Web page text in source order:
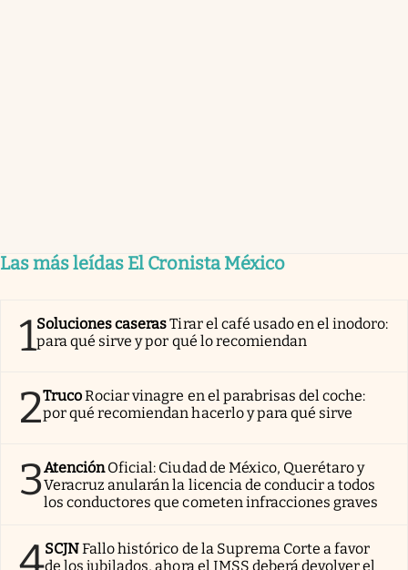
Las más leídas El Cronista México
1Soluciones caserasTirar el café usado en el inodoro:
para qué sirve y por qué lo recomiendan
2TrucoRociar vinagre en el parabrisas del coche:
por qué recomiendan hacerlo y para qué sirve
3AtenciónOficial: Ciudad de México, Querétaro y
Veracruz anularán la licencia de conducir a todos
los conductores que cometen infracciones graves
SCJNFallo histórico de la Suprema Corte a favor
de los jubilados, ahora el IMSS deberá devolver el